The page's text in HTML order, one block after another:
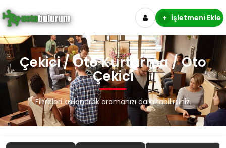
+ İşletmeni Ekle
Çekici / Oto Kurtarma / Oto
Çekici
Filtreleri kullanarak aramanızı daraltabilirsiniz.